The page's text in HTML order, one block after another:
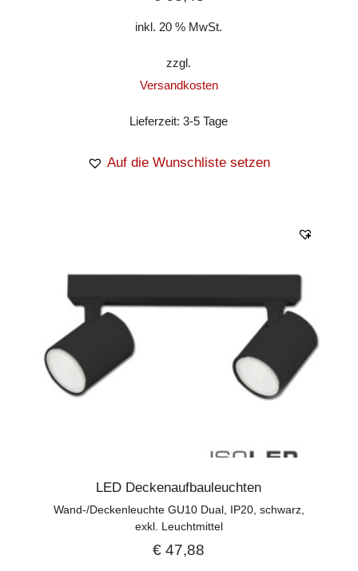
inkl. 20 % MwSt.
zzgl.
Versandkosten
Lieferzeit:3-5 Tage
Auf die Wunschliste setzen
LED Deckenaufbauleuchten
Wand-/Deckenleuchte GU10 Dual, IP20, schwarz,
exkl. Leuchtmittel
€ 47,88